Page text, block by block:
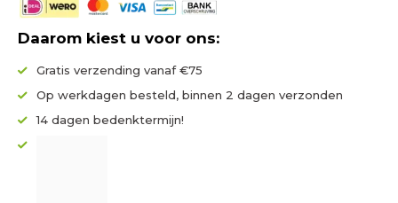
Daarom kiest u voor ons:
Gratis verzending vanaf €75
Op werkdagen besteld, binnen 2 dagen verzonden
14 dagen bedenktermijn!